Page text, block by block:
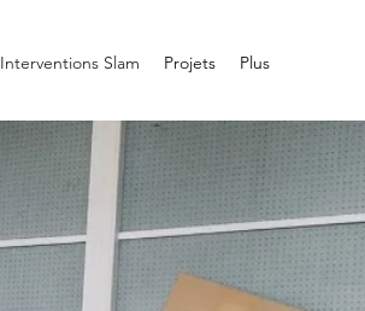
Interventions Slam Projets Plus